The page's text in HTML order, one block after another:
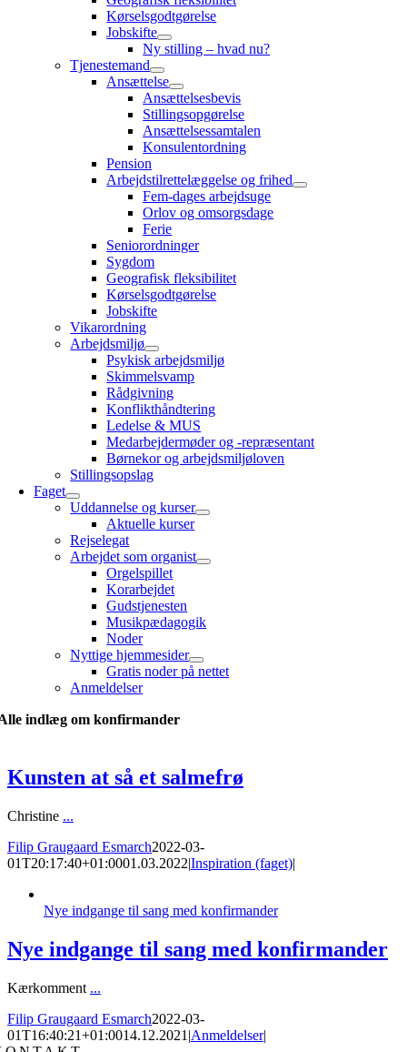
Kørselsgodtgørelse
Jobskifte
Ny stilling – hvad nu?
Tjenestemand
Ansættelse
Ansættelsesbevis
Stillingsopgørelse
Ansættelsessamtalen
Konsulentordning
Pension
Arbejdstilrettelæggelse og frihed
Fem-dages arbejdsuge
Orlov og omsorgsdage
Ferie
Seniorordninger
Sygdom
Geografisk fleksibilitet
Kørselsgodtgørelse
Jobskifte
Vikarordning
Arbejdsmiljø
Psykisk arbejdsmiljø
Skimmelsvamp
Rådgivning
Konflikthåndtering
Ledelse & MUS
Medarbejdermøder og -repræsentant
Børnekor og arbejdsmiljøloven
Stillingsopslag
Faget
Uddannelse og kurser
Aktuelle kurser
Rejselegat
Arbejdet som organist
Orgelspillet
Korarbejdet
Gudstjenesten
Musikpædagogik
Noder
Nyttige hjemmesider
Gratis noder på nettet
Anmeldelser
indlæg om konfirmander
Kunsten at så et salmefrø
Christine ...
Filip Graugaard Esmarch2022-03-
01T20:17:40+01:0001.03.2022|Inspiration (faget)|
Nye indgange til sang med konfirmander
Nye indgange til sang med konfirmander
Kærkomment ...
Filip Graugaard Esmarch2022-03-
01T16:40:21+01:0014.12.2021 |Anmeldelser|